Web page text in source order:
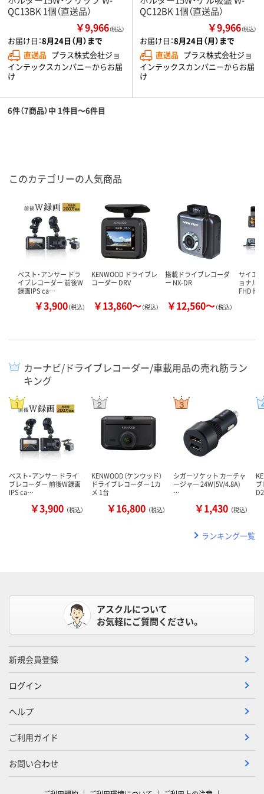
QC13BK 1個（直送品）
￥9,966（税込）
お届け日：8月24日（月）まで
直送品 プラス株式会社ジョ
インテックスカンパニーからお届
け
QC12BK 1個（直送品）
￥9,966（税込）
お届け日：8月24日（月）まで
直送品 プラス株式会社ジョ
インテックスカンパニーからお届
け
6件（7商品）中 1件目～6件目
このカテゴリーの人気商品
ベスト・アンサー ドラ
イブレコーダー 前後W
録画IPS ca…
￥3,900（税込）
KENWOOD ドライブレ
コーダー DRV
￥13,860～（税込）
搭載ドライブレコーダ
ー NX-DR
￥12,560～（税込）
サイエ
ョナル
FHDド
カーナビ/ドライブレコーダー/車載用品の売れ筋ラン
キング
ベスト・アンサー ドライ
ブレコーダー 前後W録画
IPS ca…
￥3,900 （税込）
KENWOOD（ケンウッド）
ドライブレコーダー 1カ
メ 1台
￥16,800 （税込）
シガーソケット カーチャ
ージャー 24W(5V/4.8A)
…
￥1,430 （税込）
ランキング一覧
アスクルについて
お気軽にご質問ください。
新規会員登録
ログイン
ヘルプ
ご利用ガイド
お問い合わせ